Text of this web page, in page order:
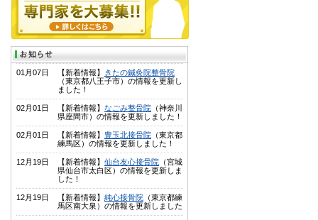
01月07日 【新着情報】
きたの鍼灸院整骨院
（東京都八王子市）の情報を更新し
ました！
02月01日 【新着情報】 なごみ整骨院 （神奈川
県座間市）の情報を更新しました！
02月01日 【新着情報】 豊玉北接骨院 （東京都
練馬区）の情報を更新しました！
12月19日 【新着情報】 仙台友心接骨院 （宮城
県仙台市太白区）の情報を更新しま
した！
12月19日 【新着情報】 純心接骨院 （東京都練
馬区南大泉）の情報を更新しました